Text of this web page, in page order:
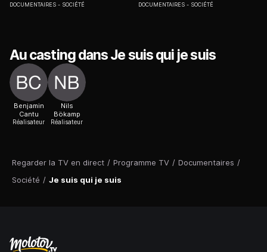
Regarder la TV en direct / Programme TV / Documentaires /
Société / Je suis qui je suis
DOCUMENTAIRES SOCIÉTÉ DOCUMENTAIRES SOCIÉTÉ
Au casting dans Je suis qui je suis
Benjamin
Cantu
Réalisateur
Nils
Bökamp
Réalisateur